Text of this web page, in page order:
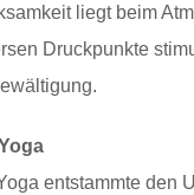
liegt beim
Druckpunkte
entstammte den